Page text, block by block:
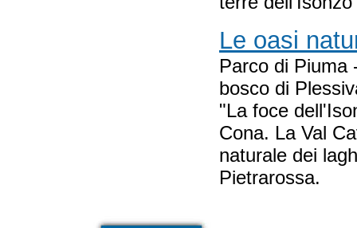
Le oasi
Parco di Piuma
bosco di
"La foce
Cona. La Val
naturale dei
Pietrarossa.